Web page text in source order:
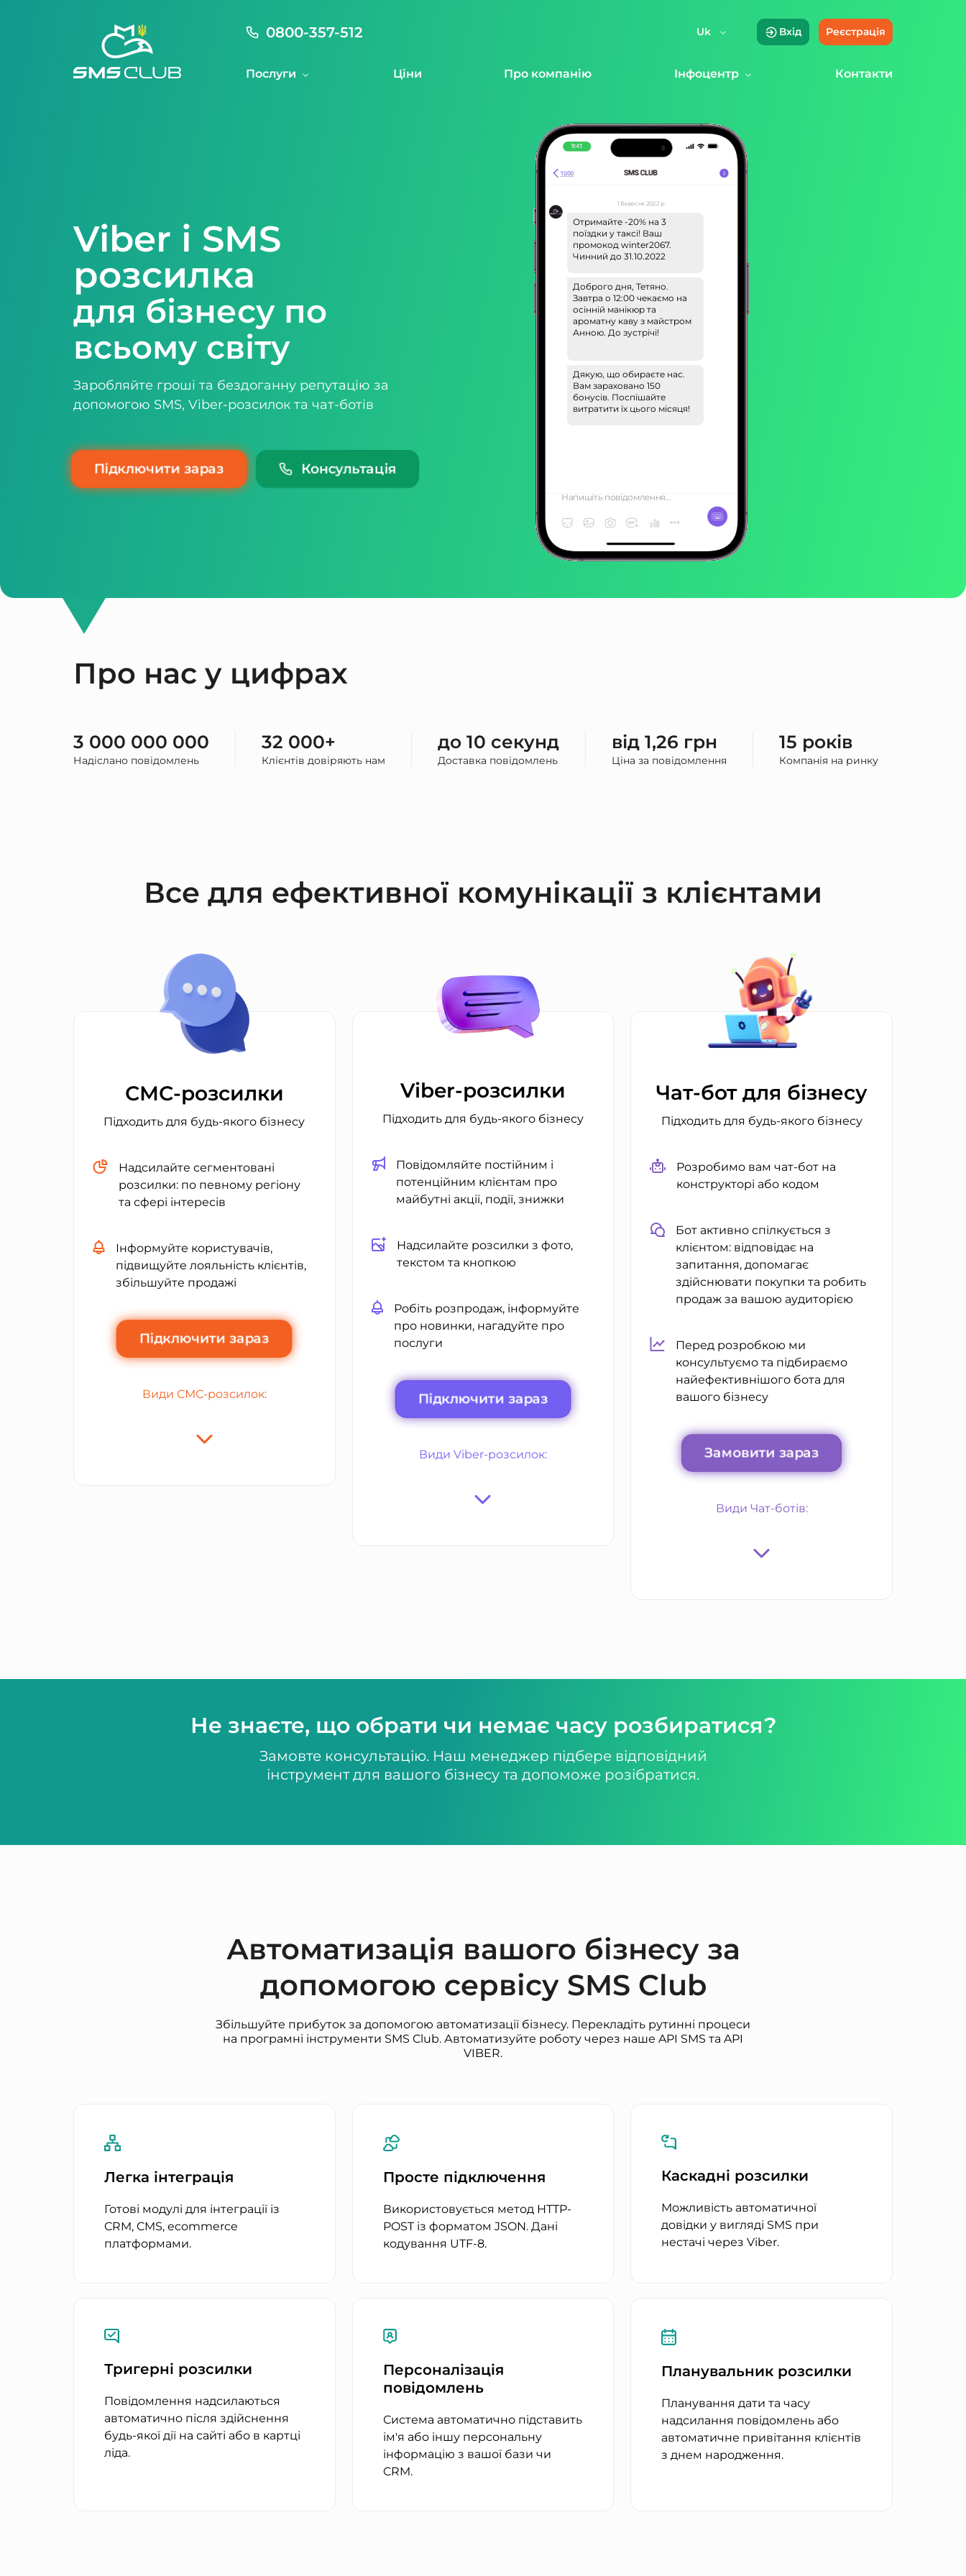
0800-357-512 Uk Вхід Реєстрація
Послуги Ціни Про компанію Інфоцентр Контакти
Viber і SMS
розсилка
для бізнесу по
всьому світу
Заробляйте гроші та бездоганну репутацію за
допомогою SMS, Viber-розсилок та чат-ботів
Підключити зараз Консультація
1 Вересня 2022 р.
Отримайте -20% на 3
поїздки у таксі! Ваш
промокод winter2067.
Чинний до 31.10.2022
Доброго дня, Тетяно.
Завтра о 12:00 чекаємо на
осінній манікюр та
ароматну каву з майстром
Анною. До зустрічі!
Дякую, що обираєте нас.
Вам зараховано 150
бонусів. Поспішайте
витратити їх цього місяця!
Напишіть повідомлення...
Про нас у цифрах
3 000 000 000
Надіслано повідомлень
32 000+
Клієнтів довіряють нам
до 10 секунд
Доставка повідомлень
від 1,26 грн
Ціна за повідомлення
15 років
Компанія на ринку
Все для ефективної комунікації з клієнтами
СМС-розсилки
Підходить для будь-якого бізнесу
Надсилайте сегментовані
розсилки: по певному регіону
та сфері інтересів
Інформуйте користувачів,
підвищуйте лояльність клієнтів,
збільшуйте продажі
Підключити зараз
Види СМС-розсилок:
Viber-розсилки
Підходить для будь-якого бізнесу
Повідомляйте постійним і
потенційним клієнтам про
майбутні акції, події, знижки
Надсилайте розсилки з фото,
текстом та кнопкою
Робіть розпродаж, інформуйте
про новинки, нагадуйте про
послуги
Підключити зараз
Види Viber-розсилок:
Чат-бот для бізнесу
Підходить для будь-якого бізнесу
Розробимо вам чат-бот на
конструкторі або кодом
Бот активно спілкується з
клієнтом: відповідає на
запитання, допомагає
здійснювати покупки та робить
продаж за вашою аудиторією
Перед розробкою ми
консультуємо та підбираємо
найефективнішого бота для
вашого бізнесу
Замовити зараз
Види Чат-ботів:
Не знаєте, що обрати чи немає часу розбиратися?
Замовте консультацію. Наш менеджер підбере відповідний
інструмент для вашого бізнесу та допоможе розібратися.
Автоматизація вашого бізнесу за
допомогою сервісу SMS Club
Збільшуйте прибуток за допомогою автоматизації бізнесу. Перекладіть рутинні процеси
на програмні інструменти SMS Club. Автоматизуйте роботу через наше API SMS та API
VIBER.
Легка інтеграція
Готові модулі для інтеграції із
CRM, CMS, ecommerce
платформами.
Просте підключення
Використовується метод HTTP-
POST із форматом JSON. Дані
кодування UTF-8.
Каскадні розсилки
Можливість автоматичної
довідки у вигляді SMS при
нестачі через Viber.
Тригерні розсилки
Повідомлення надсилаються
автоматично після здійснення
будь-якої дії на сайті або в картці
ліда.
Персоналізація
повідомлень
Система автоматично підставить
ім'я або іншу персональну
інформацію з вашої бази чи
CRM.
Планувальник розсилки
Планування дати та часу
надсилання повідомлень або
автоматичне привітання клієнтів
з днем народження.